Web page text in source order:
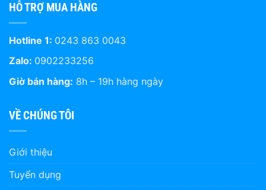
HỖ TRỢ MUA HÀNG
Hotline 1: 0243 863 0043
Zalo: 0902233256
Giờ bán hàng: 8h – 19h hàng ngày
VỀ CHÚNG TÔI
Giới thiệu
Tuyển dụng